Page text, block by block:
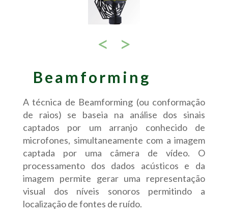
< >
Beamforming
A técnica de Beamforming (ou conformação
de raios) se baseia na análise dos sinais
captados por um arranjo conhecido de
microfones, simultaneamente com a imagem
captada por uma câmera de vídeo. O
processamento dos dados acústicos e da
imagem permite gerar uma representação
visual dos níveis sonoros permitindo a
localização de fontes de ruído.